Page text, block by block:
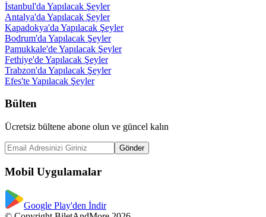
İstanbul'da Yapılacak Şeyler
Antalya'da Yapılacak Şeyler
Kapadokya'da Yapılacak Şeyler
Bodrum'da Yapılacak Şeyler
Pamukkale'de Yapılacak Şeyler
Fethiye'de Yapılacak Şeyler
Trabzon'da Yapılacak Şeyler
Efes'te Yapılacak Şeyler
Bülten
Ücretsiz bültene abone olun ve güncel kalın
Gönder
Mobil Uygulamalar
Google Play'den İndir